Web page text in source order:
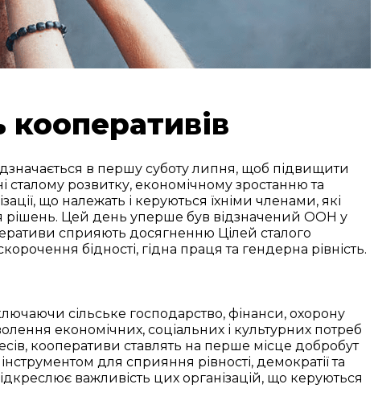
в першу суботу липня, щоб підвищити
сталому розвитку, економічному зростанню та
що належать і керуються їхніми членами, які
рішень. Цей день уперше був відзначений ООН у
сприяють досягненню Цілей сталого
бідності, гідна праця та гендерна рівність.
сільське господарство, фінанси, охорону
економічних, соціальних і культурних потреб
кооперативи ставлять на перше місце добробут
для сприяння рівності, демократії та
важливість цих організацій, що керуються